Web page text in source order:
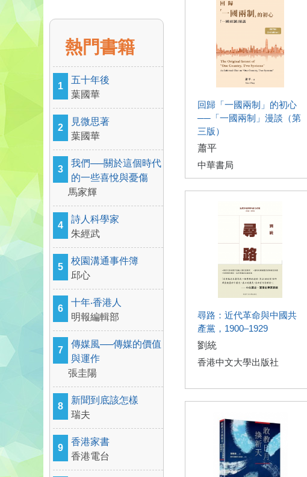
熱門書籍
1
五十年後
葉國華
2
見微思著
葉國華
3
我們──關於這個時代
的一些喜悅與憂傷
馬家輝
4
詩人科學家
朱經武
5
校園溝通事件簿
邱心
6
十年‧香港人
明報編輯部
7
傳媒風──傳媒的價值
與運作
張圭陽
8
新聞到底該怎樣
瑞夫
9
香港家書
香港電台
回歸「一國兩制」的初心
──「一國兩制」漫談（第
三版）
蕭平
中華書局
尋路：近代革命與中國共
產黨，1900–1929
劉統
香港中文大學出版社